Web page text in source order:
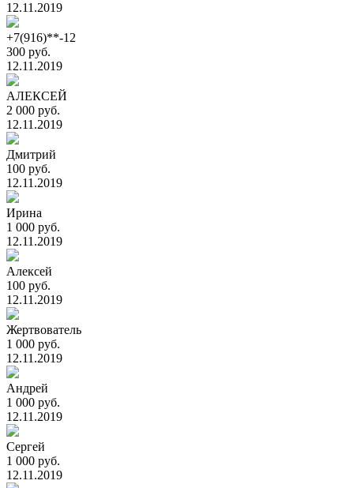
12.11.2019
+7(916)**-12
300 руб.
12.11.2019
АЛЕКСЕЙ
2 000 руб.
12.11.2019
Дмитрий
100 руб.
12.11.2019
Ирина
1 000 руб.
12.11.2019
Алексей
100 руб.
12.11.2019
Жертвователь
1 000 руб.
12.11.2019
Андрей
1 000 руб.
12.11.2019
Сергей
1 000 руб.
12.11.2019